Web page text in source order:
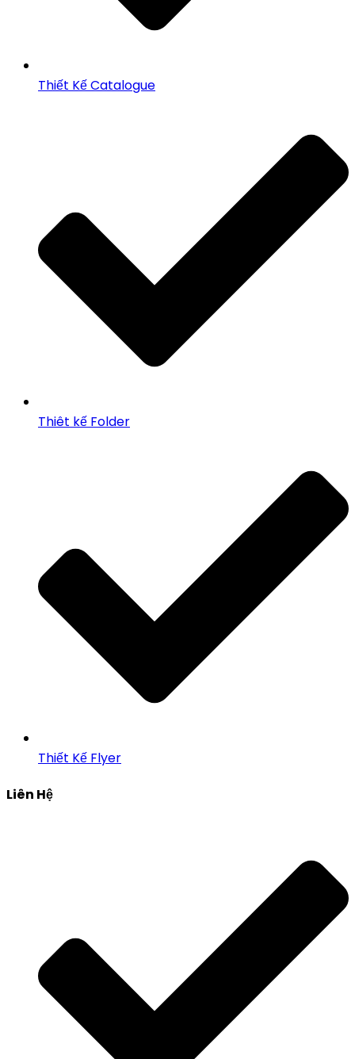
Thiết Kế Catalogue
Thiêt kế Folder
Thiết Kế Flyer
Liên Hệ